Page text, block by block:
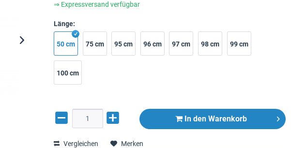
⇒ Expressversand verfügbar
Länge:
50 cm 75 cm 95 cm 96 cm 97 cm 98 cm 99 cm
100 cm
In den Warenkorb
Vergleichen Merken